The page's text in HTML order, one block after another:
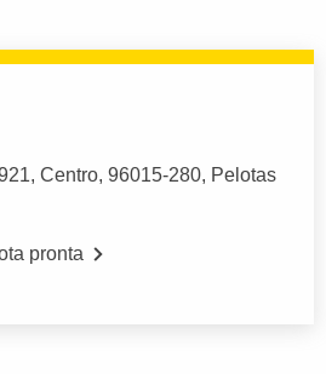
Centro, 96015-280, Pelotas
pronta